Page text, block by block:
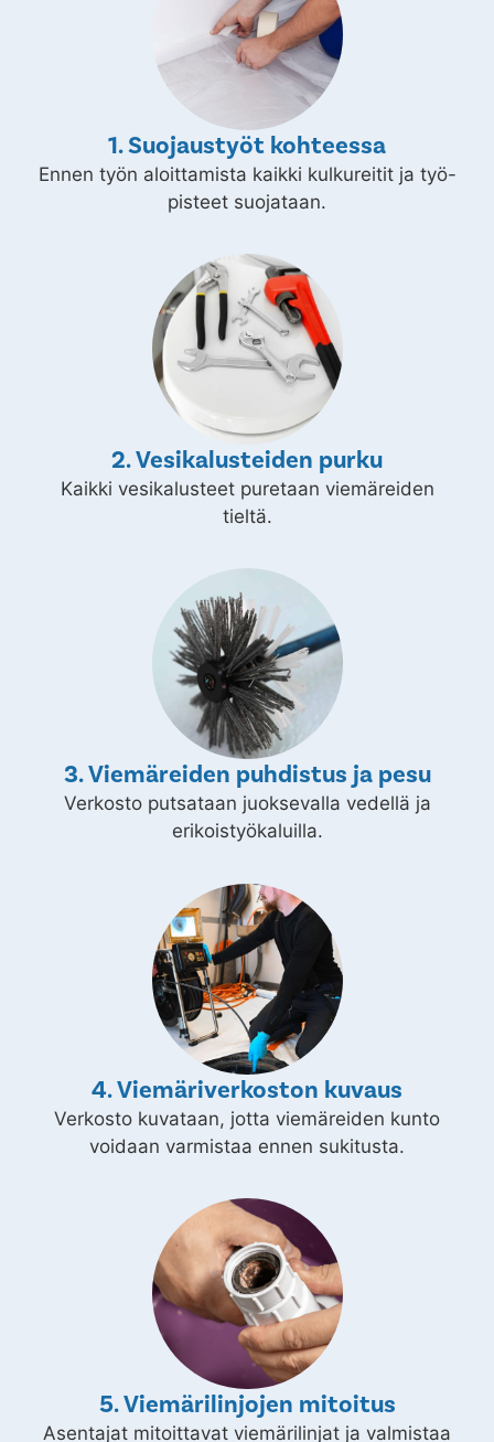
1. Suojaustyöt kohteessa
Ennen työn aloittamista kaikki kulkureitit ja työ-
pisteet suojataan.
2. Vesikalusteiden purku
Kaikki vesikalusteet puretaan viemäreiden
tieltä.
3. Viemäreiden puhdistus ja pesu
Verkosto putsataan juoksevalla vedellä ja
erikoistyökaluilla.
4. Viemäriverkoston kuvaus
Verkosto kuvataan, jotta viemäreiden kunto
voidaan varmistaa ennen sukitusta.
5. Viemärilinjojen mitoitus
Asentajat mitoittavat viemärilinjat ja valmistaa